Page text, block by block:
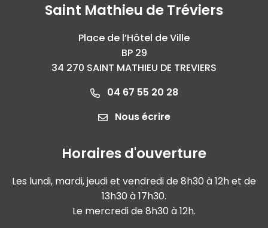
Saint Mathieu de Tréviers
Place de l’Hôtel de Ville
BP 29
34 270 SAINT MATHIEU DE TREVIERS
04 67 55 20 28
Nous écrire
Horaires d'ouverture
Les lundi, mardi, jeudi et vendredi de 8h30 à 12h et de
13h30 à 17h30.
Le mercredi de 8h30 à 12h.